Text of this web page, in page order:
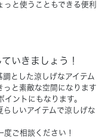
と使うこともできる便利
いきましょう！
とした涼しげなアイテム
っと素敵な空間になります
ントにもなります。
しいアイテムで涼しげな
ご相談ください！